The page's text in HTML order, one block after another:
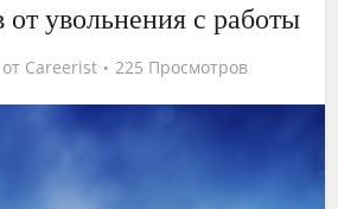
увольнения с работы
от Careerist 225 Просмотров